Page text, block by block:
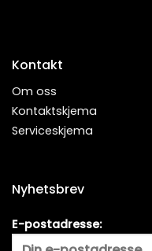
Kontakt
Om oss
Kontaktskjema
Serviceskjema
Nyhetsbrev
E-postadresse: